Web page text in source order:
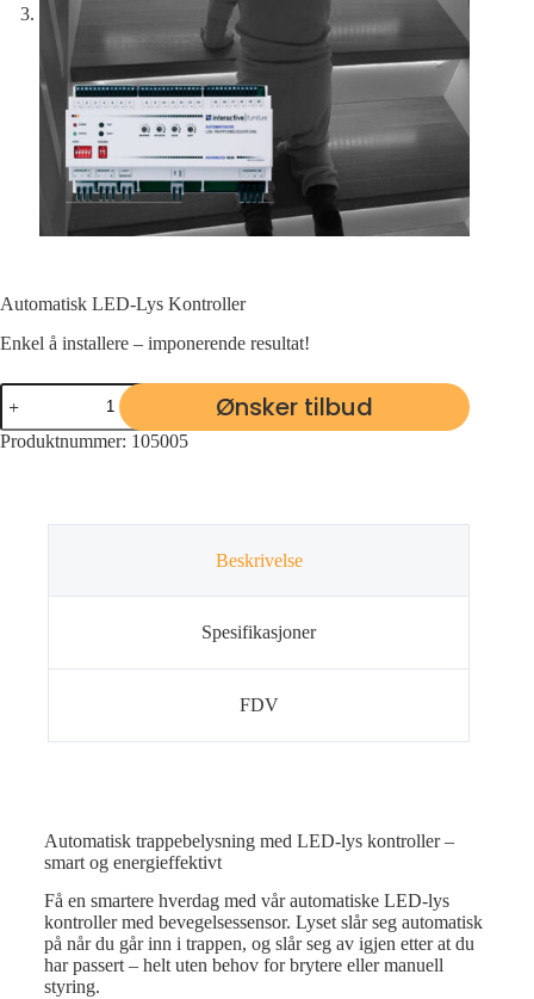
Automatisk LED-Lys Kontroller
Enkel å installere – imponerende resultat!
Ønsker tilbud
Produktnummer: 105005
Beskrivelse
Spesifikasjoner
FDV
Automatisk trappebelysning med LED-lys kontroller –
smart og energieffektivt
Få en smartere hverdag med vår automatiske LED-lys
kontroller med bevegelsessensor. Lyset slår seg automatisk
på når du går inn i trappen, og slår seg av igjen etter at du
har passert – helt uten behov for brytere eller manuell
styring.